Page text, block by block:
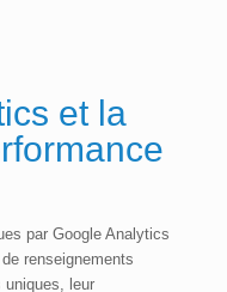
et la
par Google Analytics
renseignements
leur